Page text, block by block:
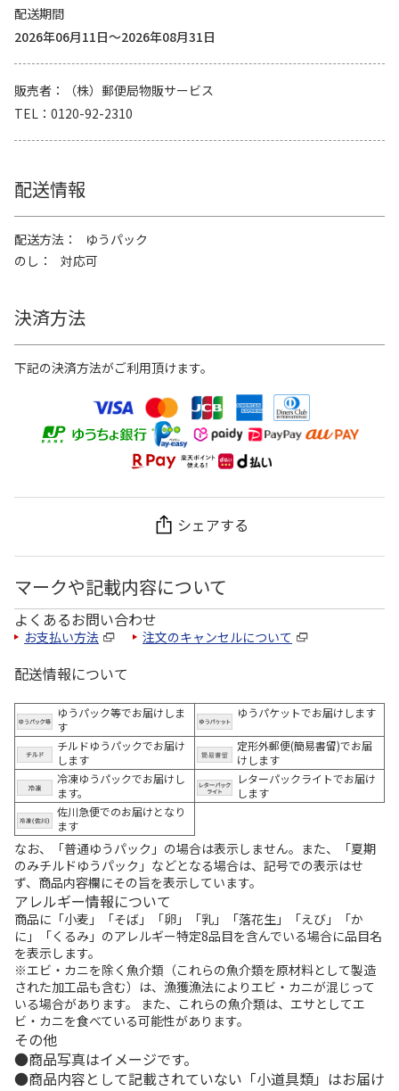
配送期間
2026年06月11日～2026年08月31日
販売者
（株）郵便局物販サービス
TEL
0120-92-2310
配送情報
配送方法
ゆうパック
のし
対応可
決済方法
下記の決済方法がご利用頂けます。
シェアする
マークや記載内容について
よくあるお問い合わせ
お支払い方法 注文のキャンセルについて
配送情報について
ゆうパック等でお届けしま
す
ゆうパケットでお届けします
チルドゆうパックでお届け
します
定形外郵便(簡易書留)でお届
けします
冷凍ゆうパックでお届けし
ます。
レターパックライトでお届け
します
佐川急便でのお届けとなり
ます
なお、「普通ゆうパック」の場合は表示しません。また、「夏期
のみチルドゆうパック」などとなる場合は、記号での表示はせ
ず、商品内容欄にその旨を表示しています。
アレルギー情報について
商品に「小麦」「そば」「卵」「乳」「落花生」「えび」「か
に」「くるみ」のアレルギー特定8品目を含んでいる場合に品目名
を表示します。
※エビ・カニを除く魚介類（これらの魚介類を原材料として製造
された加工品も含む）は、漁獲漁法によりエビ・カニが混じって
いる場合があります。 また、これらの魚介類は、エサとしてエ
ビ・カニを食べている可能性があります。
その他
商品写真はイメージです。
商品内容として記載されていない「小道具類」はお届け